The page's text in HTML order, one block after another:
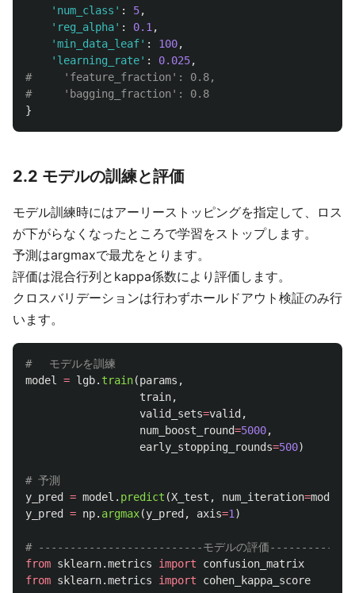
' num_class ' : 5,
' reg_alpha' : 0.1 ,
'min_data_leaf' : 100,
' learning_rate' : 0.025,
#     'feature_fraction': 0.8,
}
2.2 モデルの訓練と評価
モデル訓練時にはアーリーストッピングを指定して、ロス
が下がらなくなったところで学習をストップします。
予測はargmaxで最尤をとります。
評価は混合行列とkappa係数により評価します。
クロスバリデーションは行わずホールドアウト検証のみ行
います。
model
= lgb. train(params ,
train,
valid_sets=valid ,
num_boost_round=5000,
early_stopping_rounds=500)
y_pred
= model . predict (X_test , num_iteration=model
y_pred
= np. argmax(y_pred , axis=1 )
from sklearn.metrics import
confusion_matrix
from sklearn.metrics import cohen_kappa_score